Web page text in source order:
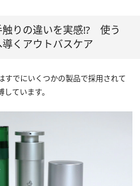
りの違いを実感!? 使う
くアウトバスケア
すでにいくつかの製品で採用されて
ています。